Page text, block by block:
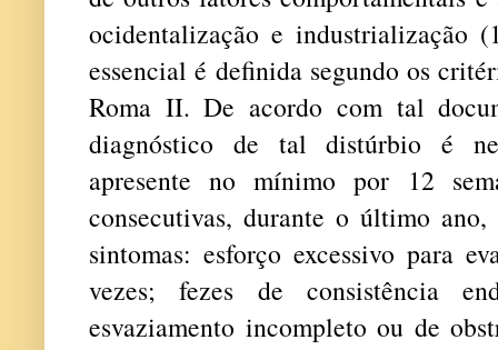
ocidentalização e industrialização
essencial é definida segundo os
Roma II. De acordo com tal
diagnóstico de tal distúrbio é
apresente no mínimo por 12
consecutivas, durante o último
sintomas: esforço excessivo para
vezes; fezes de consistência
esvaziamento incompleto ou de